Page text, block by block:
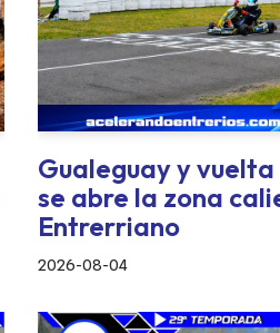
Gualeguay y
se abre la zona
Entrerriano
2026-08-04